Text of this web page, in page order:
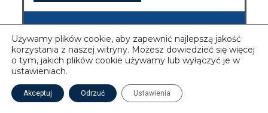
Używamy plików cookie, aby zapewnić najlepszą jakość
korzystania z naszej witryny. Możesz dowiedzieć się więcej
o tym, jakich plików cookie używamy lub wyłączyć je w
ustawieniach.
Akceptuj Odrzuć Ustawienia